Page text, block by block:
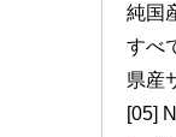
純国
すべ
県産
[05]